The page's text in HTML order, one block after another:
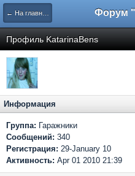
← На главную
Профиль KatarinaBens
Информация
Группа: Гаражники
Сообщений: 340
Регистрация: 29-January 10
Активность: Apr 01 2010 21:39